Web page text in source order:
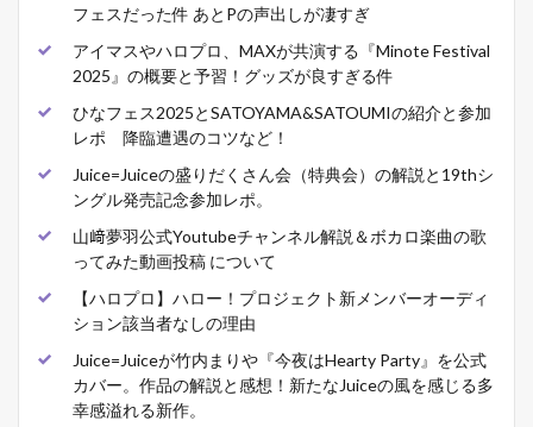
フェスだった件 あとPの声出しが凄すぎ
アイマスやハロプロ、MAXが共演する『Minote Festival
2025』の概要と予習！グッズが良すぎる件
ひなフェス2025とSATOYAMA&SATOUMIの紹介と参加
レポ 降臨遭遇のコツなど！
Juice=Juiceの盛りだくさん会（特典会）の解説と19thシ
ングル発売記念参加レポ。
山﨑夢羽公式Youtubeチャンネル解説＆ボカロ楽曲の歌
ってみた動画投稿 について
【ハロプロ】ハロー！プロジェクト新メンバーオーディ
ション該当者なしの理由
Juice=Juiceが竹内まりや『今夜はHearty Party』を公式
カバー。作品の解説と感想！新たなJuiceの風を感じる多
幸感溢れる新作。